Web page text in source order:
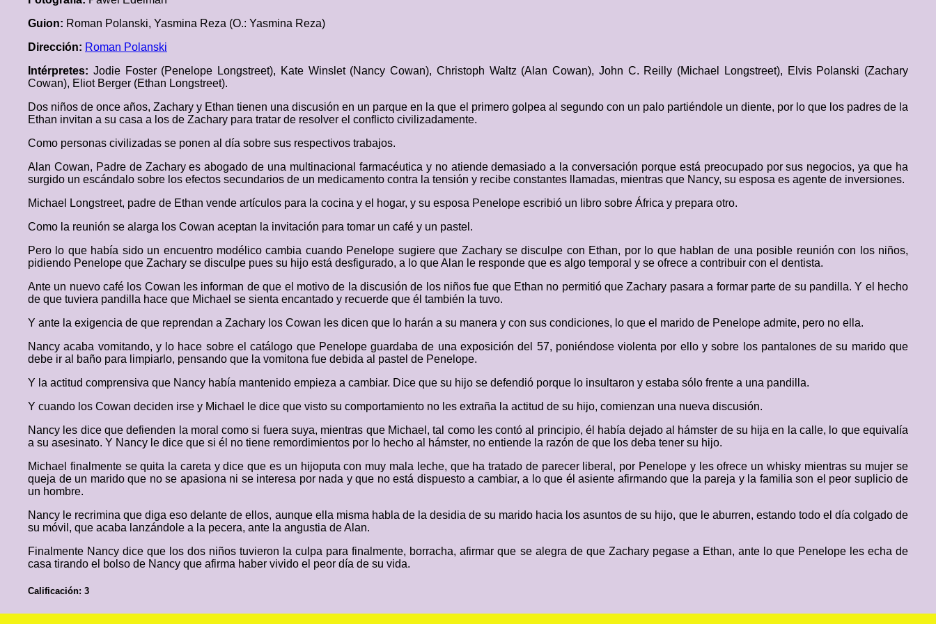
Guion: Roman Polanski, Yasmina Reza (O.: Yasmina Reza)
Dirección: Roman Polanski
Intérpretes: Jodie Foster (Penelope Longstreet), Kate Winslet (Nancy Cowan), Christoph Waltz (Alan Cowan), John C. Reilly (Michael Longstreet), Elvis Polanski (Zachary
Cowan), Eliot Berger (Ethan Longstreet).
Dos niños de once años, Zachary y Ethan tienen una discusión en un parque en la que el primero golpea al segundo con un palo partiéndole un diente, por lo que los padres de la
Ethan invitan a su casa a los de Zachary para tratar de resolver el conflicto civilizadamente.
Como personas civilizadas se ponen al día sobre sus respectivos trabajos.
Alan Cowan, Padre de Zachary es abogado de una multinacional farmacéutica y no atiende demasiado a la conversación porque está preocupado por sus negocios, ya que ha
surgido un escándalo sobre los efectos secundarios de un medicamento contra la tensión y recibe constantes llamadas, mientras que Nancy, su esposa es agente de inversiones.
Michael Longstreet, padre de Ethan vende artículos para la cocina y el hogar, y su esposa Penelope escribió un libro sobre África y prepara otro.
Como la reunión se alarga los Cowan aceptan la invitación para tomar un café y un pastel.
Pero lo que había sido un encuentro modélico cambia cuando Penelope sugiere que Zachary se disculpe con Ethan, por lo que hablan de una posible reunión con los niños,
pidiendo Penelope que Zachary se disculpe pues su hijo está desfigurado, a lo que Alan le responde que es algo temporal y se ofrece a contribuir con el dentista.
Ante un nuevo café los Cowan les informan de que el motivo de la discusión de los niños fue que Ethan no permitió que Zachary pasara a formar parte de su pandilla. Y el hecho
de que tuviera pandilla hace que Michael se sienta encantado y recuerde que él también la tuvo.
Y ante la exigencia de que reprendan a Zachary los Cowan les dicen que lo harán a su manera y con sus condiciones, lo que el marido de Penelope admite, pero no ella.
Nancy acaba vomitando, y lo hace sobre el catálogo que Penelope guardaba de una exposición del 57, poniéndose violenta por ello y sobre los pantalones de su marido que
debe ir al baño para limpiarlo, pensando que la vomitona fue debida al pastel de Penelope.
Y la actitud comprensiva que Nancy había mantenido empieza a cambiar. Dice que su hijo se defendió porque lo insultaron y estaba sólo frente a una pandilla.
Y cuando los Cowan deciden irse y Michael le dice que visto su comportamiento no les extraña la actitud de su hijo, comienzan una nueva discusión.
Nancy les dice que defienden la moral como si fuera suya, mientras que Michael, tal como les contó al principio, él había dejado al hámster de su hija en la calle, lo que equivalía
a su asesinato. Y Nancy le dice que si él no tiene remordimientos por lo hecho al hámster, no entiende la razón de que los deba tener su hijo.
Michael finalmente se quita la careta y dice que es un hijoputa con muy mala leche, que ha tratado de parecer liberal, por Penelope y les ofrece un whisky mientras su mujer se
queja de un marido que no se apasiona ni se interesa por nada y que no está dispuesto a cambiar, a lo que él asiente afirmando que la pareja y la familia son el peor suplicio de
un hombre.
Nancy le recrimina que diga eso delante de ellos, aunque ella misma habla de la desidia de su marido hacia los asuntos de su hijo, que le aburren, estando todo el día colgado de
su móvil, que acaba lanzándole a la pecera, ante la angustia de Alan.
Finalmente Nancy dice que los dos niños tuvieron la culpa para finalmente, borracha, afirmar que se alegra de que Zachary pegase a Ethan, ante lo que Penelope les echa de
casa tirando el bolso de Nancy que afirma haber vivido el peor día de su vida.
Calificación: 3